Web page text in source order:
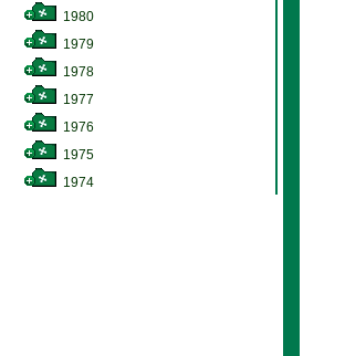
1980
1979
1978
1977
1976
1975
1974